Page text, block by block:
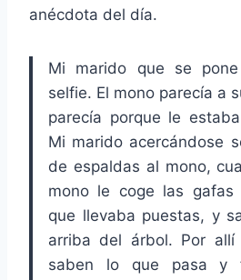
anécdota del día.
Mi marido que se
selfie. El mono parecía a
parecía porque le
Mi marido acercándose
de espaldas al mono,
mono le coge las gafas
que llevaba puestas, y
arriba del árbol. Por
saben lo que pasa y